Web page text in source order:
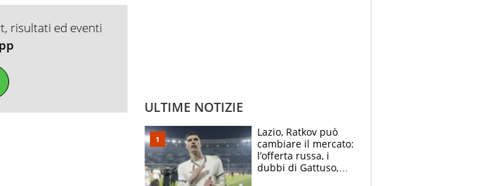
risultati ed eventi
ULTIME NOTIZIE
Lazio, Ratkov può
cambiare il mercato:
l’offerta russa, i
dubbi di Gattuso,